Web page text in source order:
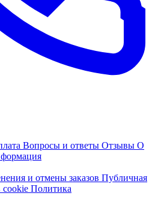
Вопросы и ответы Отзывы О
и отмены заказов Публичная
cookie Политика